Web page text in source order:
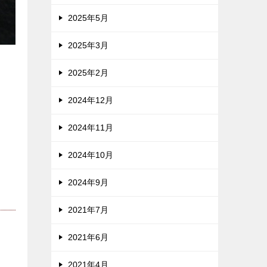
2025年5月
2025年3月
2025年2月
2024年12月
2024年11月
2024年10月
2024年9月
2021年7月
2021年6月
2021年4月